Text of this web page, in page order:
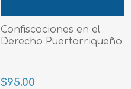
Confiscaciones en el
Derecho Puertorriqueño
$95.00